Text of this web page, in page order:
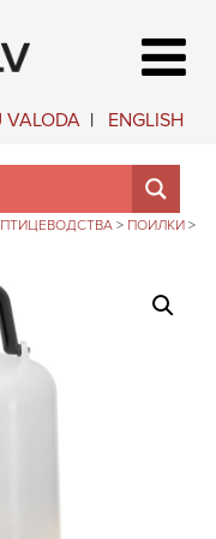
VALODA ENGLISH
> ПОИЛКИ >